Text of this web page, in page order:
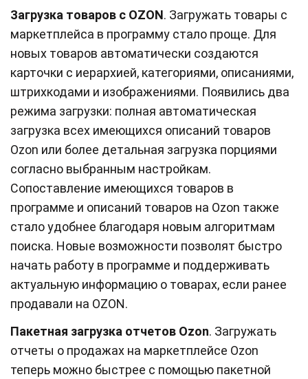
Загрузка товаров с OZON. Загружать товары с
маркетплейса в программу стало проще. Для
новых товаров автоматически создаются
карточки с иерархией, категориями, описаниями,
штрихкодами и изображениями. Появились два
режима загрузки: полная автоматическая
загрузка всех имеющихся описаний товаров
Ozon или более детальная загрузка порциями
согласно выбранным настройкам.
Сопоставление имеющихся товаров в
программе и описаний товаров на Ozon также
стало удобнее благодаря новым алгоритмам
поиска. Новые возможности позволят быстро
начать работу в программе и поддерживать
актуальную информацию о товарах, если ранее
продавали на OZON.
Пакетная загрузка отчетов Ozon. Загружать
отчеты о продажах на маркетплейсе Ozon
теперь можно быстрее с помощью пакетной